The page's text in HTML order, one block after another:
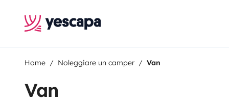
Home Noleggiare un camper Van
Van